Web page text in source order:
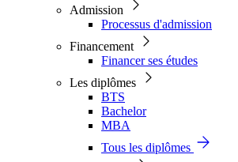
Admission
Processus d'admission
Financement
Financer ses études
Les diplômes
BTS
Bachelor
MBA
Tous les diplômes